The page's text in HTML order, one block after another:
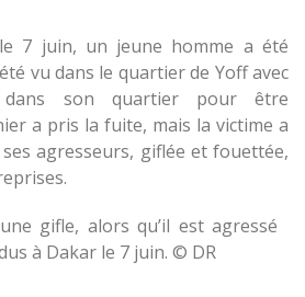
7 juin, un jeune homme a été
vu dans le quartier de Yoff avec
son quartier pour être
a pris la fuite, mais la victime a
agresseurs, giflée et fouettée,
gifle, alors qu’il est agressé
à Dakar le 7 juin. © DR